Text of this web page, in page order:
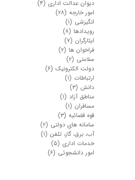
دیوان عدالت اداری (۴)
امور خارجه (۲۸)
انگیزشی (۱)
رویدادها (۸)
ایثارگران (۷)
فراخوان ها (۲)
سلامتی (۲)
دولت الکترونیک (۶)
ارتباطات (۱)
دانش (۳)
مناطق آزاد (۱)
مسافران (۱)
قوه قضائیه (۳)
سامانه های دولتی (۲)
آب، برق، گاز، تلفن (۱)
خدمات اداری (۵)
امور دانشجوئی (۶)